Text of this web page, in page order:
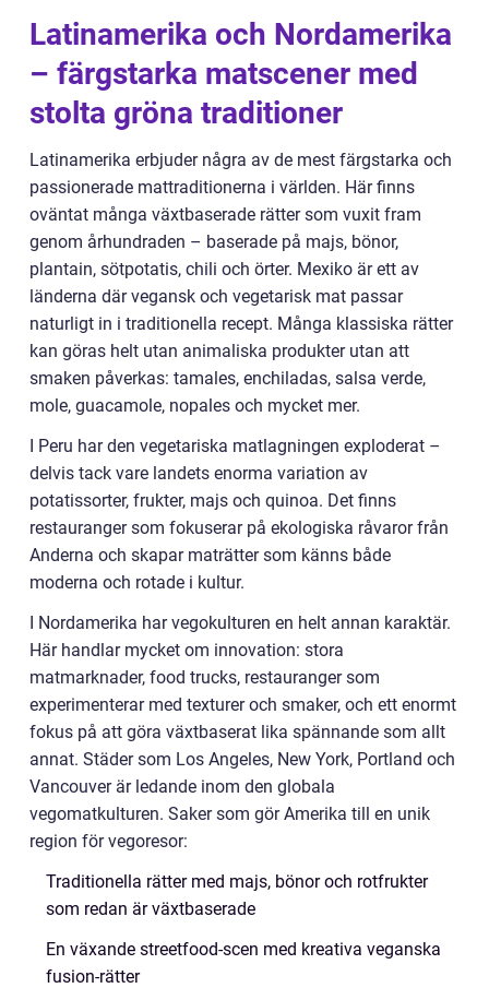
Latinamerika och Nordamerika
– färgstarka matscener med
stolta gröna traditioner
Latinamerika erbjuder några av de mest färgstarka och
passionerade mattraditionerna i världen. Här finns
oväntat många växtbaserade rätter som vuxit fram
genom århundraden – baserade på majs, bönor,
plantain, sötpotatis, chili och örter. Mexiko är ett av
länderna där vegansk och vegetarisk mat passar
naturligt in i traditionella recept. Många klassiska rätter
kan göras helt utan animaliska produkter utan att
smaken påverkas: tamales, enchiladas, salsa verde,
mole, guacamole, nopales och mycket mer.
I Peru har den vegetariska matlagningen exploderat –
delvis tack vare landets enorma variation av
potatissorter, frukter, majs och quinoa. Det finns
restauranger som fokuserar på ekologiska råvaror från
Anderna och skapar maträtter som känns både
moderna och rotade i kultur.
I Nordamerika har vegokulturen en helt annan karaktär.
Här handlar mycket om innovation: stora
matmarknader, food trucks, restauranger som
experimenterar med texturer och smaker, och ett enormt
fokus på att göra växtbaserat lika spännande som allt
annat. Städer som Los Angeles, New York, Portland och
Vancouver är ledande inom den globala
vegomatkulturen. Saker som gör Amerika till en unik
region för vegoresor:
Traditionella rätter med majs, bönor och rotfrukter
som redan är växtbaserade
En växande streetfood-scen med kreativa veganska
fusion-rätter